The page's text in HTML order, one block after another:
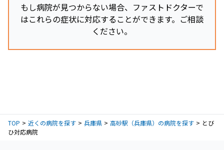
もし病院が見つからない場合、ファストドクターで
はこれらの症状に対応することができます。ご相談
ください。
TOP 近くの病院を探す 兵庫県 高砂駅（兵庫県）の病院を探す
とび
ひ対応病院